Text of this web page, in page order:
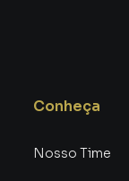
imóvel é a
Conheça
Nosso Time